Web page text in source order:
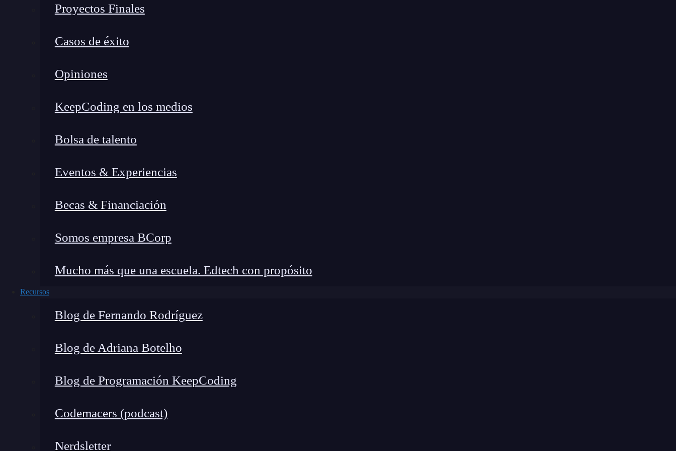
Proyectos Finales
Casos de éxito
Opiniones
KeepCoding en los medios
Bolsa de talento
Eventos & Experiencias
Becas & Financiación
Somos empresa BCorp
Mucho más que una escuela. Edtech con propósito
Recursos
Blog de Fernando Rodríguez
Blog de Adriana Botelho
Blog de Programación KeepCoding
Codemacers (podcast)
Nerdsletter
Ejecutar funciones personalizadas para cálculos complejos.
en aplicaciones empresariales o comerciales.
¿Cómo funciona el function calling en modelos grandes de
lenguaje?